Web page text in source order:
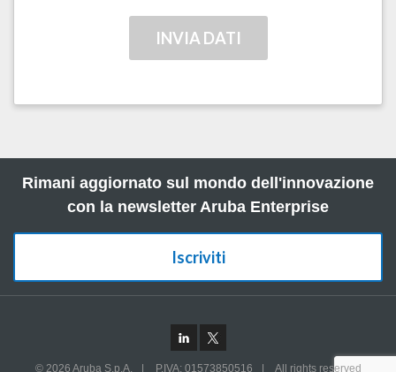
Rimani aggiornato sul mondo dell'innovazione
con la newsletter Aruba Enterprise
Iscriviti
© 2026 Aruba S.p.A. P.IVA: 01573850516 All rights reserved